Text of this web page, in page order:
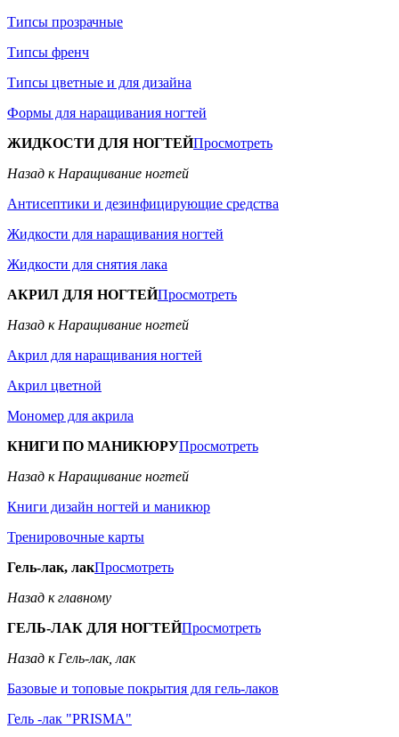
Типсы прозрачные
Типсы френч
Типсы цветные и для дизайна
Формы для наращивания ногтей
ЖИДКОСТИ ДЛЯ НОГТЕЙПросмотреть
Назад к Наращивание ногтей
Антисептики и дезинфицирующие средства
Жидкости для наращивания ногтей
Жидкости для снятия лака
АКРИЛ ДЛЯ НОГТЕЙПросмотреть
Назад к Наращивание ногтей
Акрил для наращивания ногтей
Акрил цветной
Мономер для акрила
КНИГИ ПО МАНИКЮРУПросмотреть
Назад к Наращивание ногтей
Книги дизайн ногтей и маникюр
Тренировочные карты
Гель-лак, лакПросмотреть
Назад к главному
ГЕЛЬ-ЛАК ДЛЯ НОГТЕЙПросмотреть
Назад к Гель-лак, лак
Базовые и топовые покрытия для гель-лаков
Гель -лак "PRISMA"